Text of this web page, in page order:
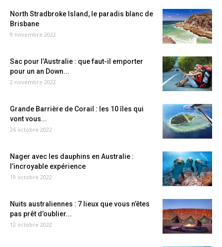
North Stradbroke Island, le paradis blanc de
Brisbane
9 novembre 2022
Sac pour l’Australie : que faut-il emporter
pour un an Down...
2 novembre 2022
Grande Barrière de Corail : les 10 îles qui
vont vous...
26 octobre 2022
Nager avec les dauphins en Australie :
l’incroyable expérience
19 octobre 2022
Nuits australiennes : 7 lieux que vous n’êtes
pas prêt d’oublier...
12 octobre 2022